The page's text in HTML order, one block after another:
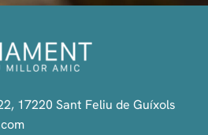
17220 Sant Feliu de Guíxols